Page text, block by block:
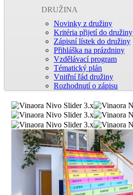
DRUŽINA
Novinky z družiny
Kritéria přijetí do družiny
Zápisní lístek do družiny
Přihláška na prázdniny
Vzdělávací program
Tématický plán
Vnitřní řád družiny
Rozhodnutí o zápisu